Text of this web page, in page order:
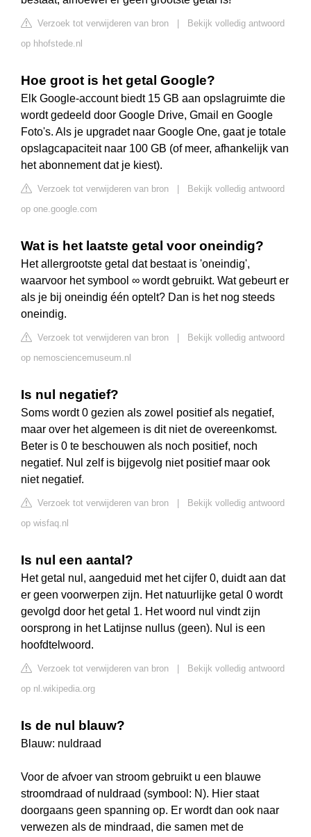
Verzoek tot verwijderen van bron
Bekijk volledig antwoord
op hhofstede.nl
Hoe groot is het getal Google?
Elk Google-account biedt 15 GB aan opslagruimte die
wordt gedeeld door Google Drive, Gmail en Google
Foto's. Als je upgradet naar Google One, gaat je totale
opslagcapaciteit naar 100 GB (of meer, afhankelijk van
het abonnement dat je kiest).
Verzoek tot verwijderen van bron
Bekijk volledig antwoord
op one.google.com
Wat is het laatste getal voor oneindig?
Het allergrootste getal dat bestaat is 'oneindig',
waarvoor het symbool ∞ wordt gebruikt. Wat gebeurt er
als je bij oneindig één optelt? Dan is het nog steeds
oneindig.
Verzoek tot verwijderen van bron
Bekijk volledig antwoord
op nemosciencemuseum.nl
Is nul negatief?
Soms wordt 0 gezien als zowel positief als negatief,
maar over het algemeen is dit niet de overeenkomst.
Beter is 0 te beschouwen als noch positief, noch
negatief. Nul zelf is bijgevolg niet positief maar ook
niet negatief.
Verzoek tot verwijderen van bron
Bekijk volledig antwoord
op wisfaq.nl
Is nul een aantal?
Het getal nul, aangeduid met het cijfer 0, duidt aan dat
er geen voorwerpen zijn. Het natuurlijke getal 0 wordt
gevolgd door het getal 1. Het woord nul vindt zijn
oorsprong in het Latijnse nullus (geen). Nul is een
hoofdtelwoord.
Verzoek tot verwijderen van bron
Bekijk volledig antwoord
op nl.wikipedia.org
Is de nul blauw?
Blauw: nuldraad
Voor de afvoer van stroom gebruikt u een blauwe
stroomdraad of nuldraad (symbool: N). Hier staat
doorgaans geen spanning op. Er wordt dan ook naar
verwezen als de mindraad, die samen met de